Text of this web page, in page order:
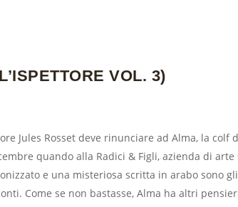
VOL. 3)
Jules Rosset deve rinunciare ad Alma, la colf
quando alla Radici & Figli, azienda di arte
e una misteriosa scritta in arabo sono
Come se non bastasse, Alma ha altri